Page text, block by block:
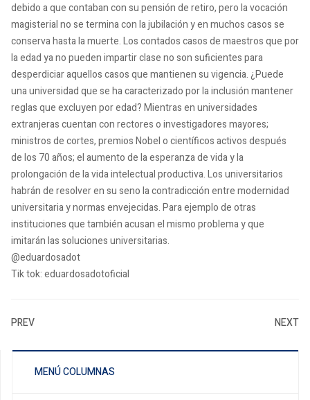
debido a que contaban con su pensión de retiro, pero la vocación
magisterial no se termina con la jubilación y en muchos casos se
conserva hasta la muerte. Los contados casos de maestros que por
la edad ya no pueden impartir clase no son suficientes para
desperdiciar aquellos casos que mantienen su vigencia. ¿Puede
una universidad que se ha caracterizado por la inclusión mantener
reglas que excluyen por edad? Mientras en universidades
extranjeras cuentan con rectores o investigadores mayores;
ministros de cortes, premios Nobel o científicos activos después
de los 70 años; el aumento de la esperanza de vida y la
prolongación de la vida intelectual productiva. Los universitarios
habrán de resolver en su seno la contradicción entre modernidad
universitaria y normas envejecidas. Para ejemplo de otras
instituciones que también acusan el mismo problema y que
imitarán las soluciones universitarias.
@eduardosadot
Tik tok: eduardosadotoficial
PREV NEXT
MENÚ COLUMNAS